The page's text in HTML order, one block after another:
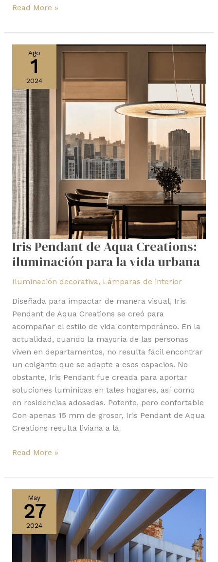
Read More »
Ago
1
2024
Iris Pendant de Aqua Creations:
iluminación para la vida urbana
Iluminación decorativa, Lámparas de interior
Diseñada para impactar de manera visual, Iris
Pendant de Aqua Creations se creó para
acompañar el estilo de vida contemporáneo. En la
actualidad, cuando la mayoría de las personas
viven en departamentos, no resulta fácil encontrar
un colgante que se adapte a esos espacios. No
obstante, Iris Pendant fue creada para aportar
soluciones lumínicas en tales hogares, así como
en residencias adosadas. Potente, pero confortable
Con apenas 15 mm de grosor, Iris Pendant de Aqua
Creations resulta liviana a la
Pendant
Creations:
iluminación
para
la
vida
urbana
Read More »
May
27
2024
otras
luminarias
de